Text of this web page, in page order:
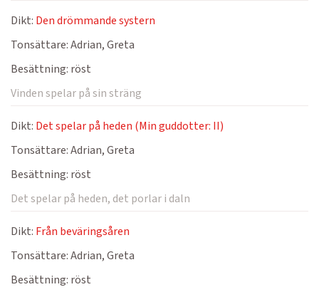
Dikt: Den drömmande systern
Tonsättare:Adrian, Greta
Besättning: röst
Vinden spelar på sin sträng
Dikt: Det spelar på heden (Min guddotter: II)
Tonsättare:Adrian, Greta
Besättning: röst
Det spelar på heden, det porlar i daln
Dikt: Från beväringsåren
Tonsättare:Adrian, Greta
Besättning: röst